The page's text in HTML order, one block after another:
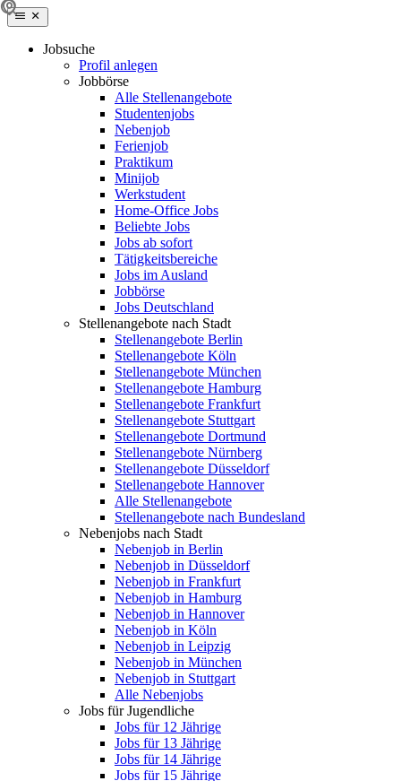
Jobsuche
Profil anlegen
Jobbörse
Alle Stellenangebote
Studentenjobs
Nebenjob
Ferienjob
Praktikum
Minijob
Werkstudent
Home-Office Jobs
Beliebte Jobs
Jobs ab sofort
Tätigkeitsbereiche
Jobs im Ausland
Jobbörse
Jobs Deutschland
Stellenangebote nach Stadt
Stellenangebote Berlin
Stellenangebote Köln
Stellenangebote München
Stellenangebote Hamburg
Stellenangebote Frankfurt
Stellenangebote Stuttgart
Stellenangebote Dortmund
Stellenangebote Nürnberg
Stellenangebote Düsseldorf
Stellenangebote Hannover
Alle Stellenangebote
Stellenangebote nach Bundesland
Nebenjobs nach Stadt
Nebenjob in Berlin
Nebenjob in Düsseldorf
Nebenjob in Frankfurt
Nebenjob in Hamburg
Nebenjob in Hannover
Nebenjob in Köln
Nebenjob in Leipzig
Nebenjob in München
Nebenjob in Stuttgart
Alle Nebenjobs
Jobs für Jugendliche
Jobs für 12 Jährige
Jobs für 13 Jährige
Jobs für 14 Jährige
Jobs für 15 Jährige